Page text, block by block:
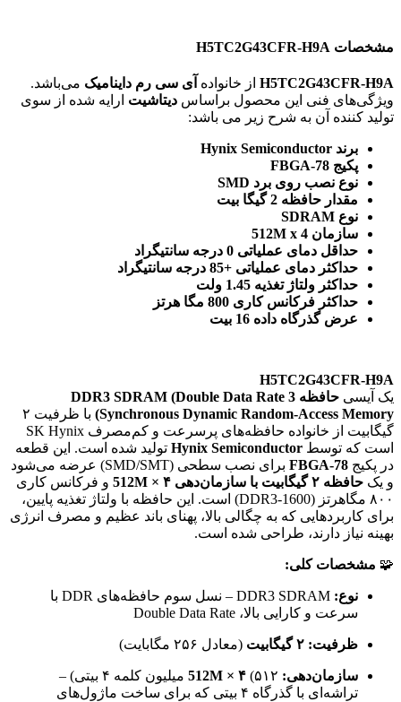
مشخصات H5TC2G43CFR-H9A
H5TC2G43CFR-H9A از خانواده آی سی رم داینامیک می‌باشد.
ویژگی‌های فنی این محصول براساس دیتاشیت ارایه شده از سوی
تولید کننده آن به شرح زیر می باشد:
برند Hynix Semiconductor
پکیج FBGA-78
نوع نصب روی برد SMD
مقدار حافظه 2 گیگا بیت
نوع SDRAM
سازمان 512M x 4
حداقل دمای عملیاتی 0 درجه سانتیگراد
حداکثر دمای عملیاتی +85 درجه سانتیگراد
حداکثر ولتاژ تغذیه 1.45 ولت
حداکثر فرکانس کاری 800 مگا هرتز
عرض گذرگاه داده 16 بیت
H5TC2G43CFR-H9A
یک آیسی
حافظه DDR3 SDRAM (Double Data Rate 3
Synchronous Dynamic Random-Access Memory)
با ظرفیت ۲
گیگابیت از خانواده حافظه‌های پرسرعت و کم‌مصرف SK Hynix
است که توسط Hynix Semiconductor تولید شده است. این قطعه
در پکیج FBGA-78
برای نصب سطحی (SMD/SMT) عرضه می‌شود
و یک حافظه ۲ گیگابیت با سازمان‌دهی 512M × ۴
و فرکانس کاری
۸۰۰ مگاهرتز (DDR3-1600) است. این حافظه با ولتاژ تغذیه پایین،
برای کاربردهایی که به چگالی بالا، پهنای باند عظیم و مصرف انرژی
بهینه نیاز دارند، طراحی شده است.
🧩 مشخصات کلی:
نوع:
DDR3 SDRAM – نسل سوم حافظه‌های DDR با
سرعت و کارایی بالا، Double Data Rate
ظرفیت: ۲ گیگابیت (معادل ۲۵۶ مگابایت)
سازمان‌دهی: 512M × ۴
(۵۱۲ میلیون کلمه ۴ بیتی) –
تراشه‌ای با گذرگاه ۴ بیتی که برای ساخت ماژول‌های